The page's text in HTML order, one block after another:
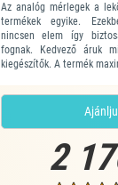
Az analóg mérlegek a
termékek egyike.
nincsen elem így
fognak. Kedvező áruk
kiegészítők. A termék
2